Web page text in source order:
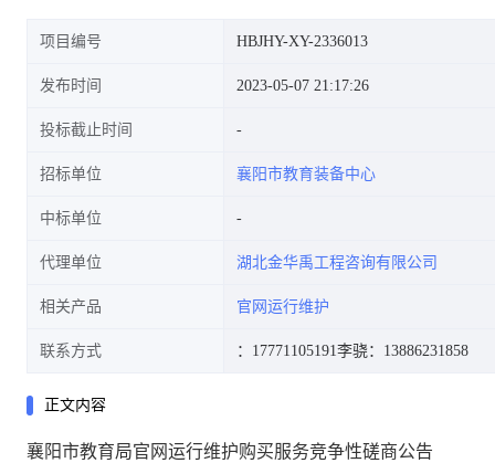
项目编号 HBJHY-XY-2336013
发布时间 2023-05-07 21:17:26
投标截止时间
招标单位 襄阳市教育装备中心
中标单位
代理单位 湖北金华禹工程咨询有限公司
相关产品 官网运行维护
联系方式 ：17771105191李骁：13886231858
正文内容
襄阳市教育局官网运行维护购买服务竞争性磋商公告